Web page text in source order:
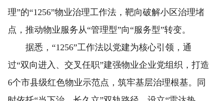
理”的“1256”物业治理工作法，靶向破解小区治理堵
点，推动物业服务从“管理型”向“服务型”转变。
据悉，“1256”工作法以党建为核心引领，通
过“双向进入、交叉任职”建强物业企业党组织，打造
6个市县级红色物业示范点，筑牢基层治理根基。同